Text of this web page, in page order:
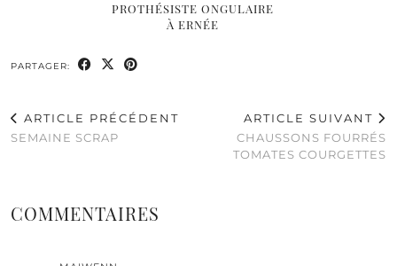
PROTHÉSISTE ONGULAIRE
À ERNÉE
PARTAGER:
ARTICLE PRÉCÉDENT
SEMAINE SCRAP
ARTICLE SUIVANT
CHAUSSONS FOURRÉS
TOMATES COURGETTES
COMMENTAIRES